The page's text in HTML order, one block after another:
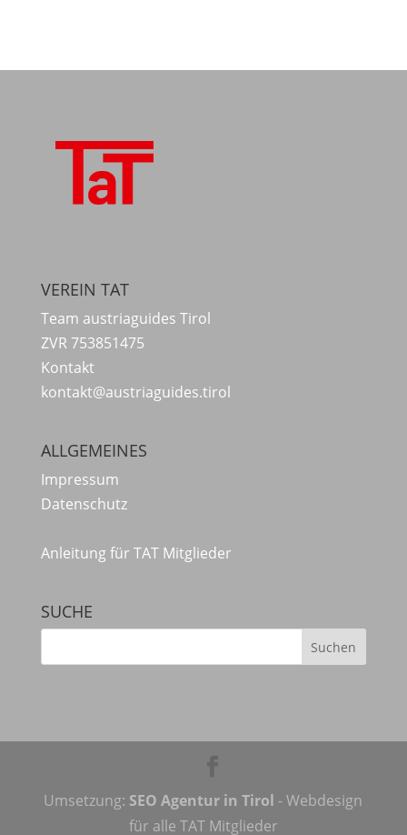
VEREIN TAT
Team austriaguides Tirol
ZVR 753851475
Kontakt
kontakt@austriaguides.tirol
ALLGEMEINES
Impressum
Datenschutz
Anleitung für TAT Mitglieder
SUCHE
Umsetzung: SEO Agentur in Tirol - Webdesign
für alle TAT Mitglieder